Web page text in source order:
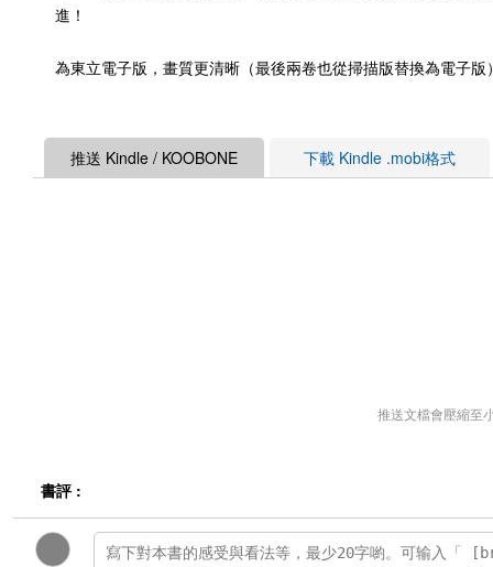
進！
為東立電子版，畫質更清晰（最後兩卷也從掃描版替換為電子版
推送 Kindle / KOOBONE 下載 Kindle .mobi格式
推送文檔會壓縮至
書評 :